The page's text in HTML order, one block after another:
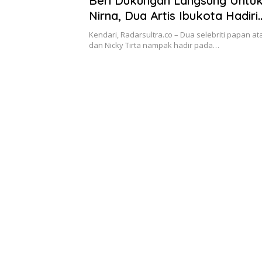
Nirna, Dua Artis Ibukota Hadiri
Pencabutan Nomor Urut
Kendari
Kendari, Radarsultra.co – Dua selebriti papan
dan Nicky Tirta nampak hadir pada…